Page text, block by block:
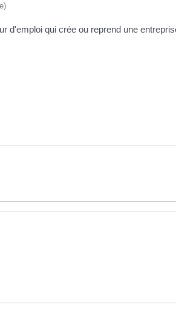
d'emploi qui crée ou reprend une